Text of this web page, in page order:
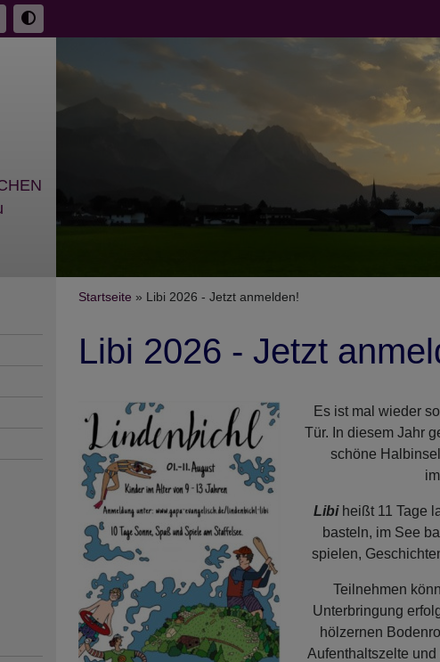
Breadcrumb
Startseite Libi 2026 - Jetzt anmelden!
Libi 2026 - Jetzt
Es ist mal wieder
Tür. In diesem Jahr
schöne
Libiheißt 11 Tage
basteln, im See
spielen,
Teilnehmen
Unterbringung
hölzernen
Aufenthaltszelte